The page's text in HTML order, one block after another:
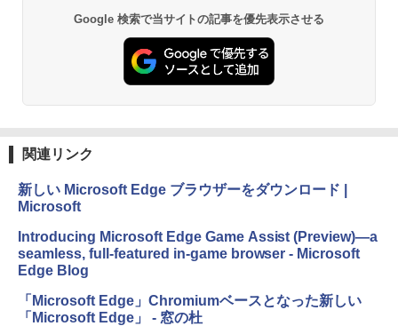
Google 検索で当サイトの記事を優先表示させる
関連リンク
新しい Microsoft Edge ブラウザーをダウンロード |
Microsoft
Introducing Microsoft Edge Game Assist (Preview)—a
seamless, full-featured in-game browser - Microsoft
Edge Blog
「Microsoft Edge」Chromiumベースとなった新しい
「Microsoft Edge」 - 窓の杜